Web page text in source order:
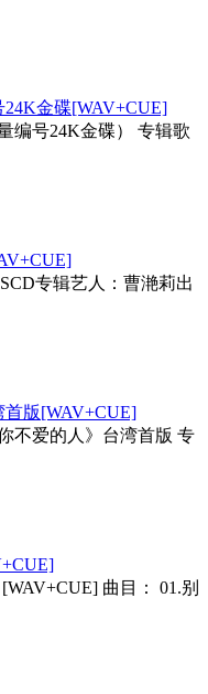
金碟[WAV+CUE]
编号24K金碟） 专辑歌
专辑艺人：曹滟莉出
版[WAV+CUE]
不爱的人》台湾首版 专
曲目： 01.别